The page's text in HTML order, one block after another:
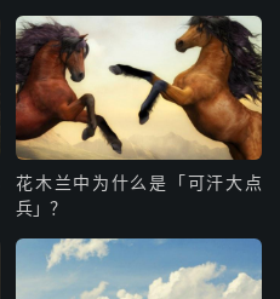
花木兰中为什么是「可汗大点
兵」？